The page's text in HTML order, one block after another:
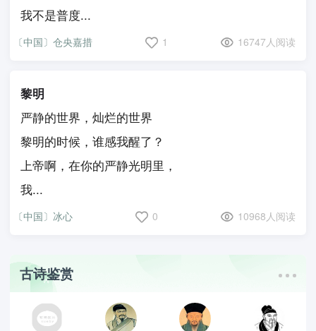
我不是普度...
〔中国〕仓央嘉措 1 16747人阅读
黎明
严静的世界，灿烂的世界
黎明的时候，谁感我醒了？
上帝啊，在你的严静光明里，
我...
〔中国〕冰心 0 10968人阅读
古诗鉴赏